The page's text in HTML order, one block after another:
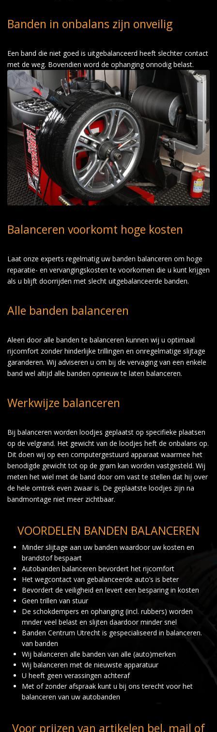
Banden in onbalans zijn onveilig
Een band die niet goed is uitgebalanceerd heeft slechter contact
met de weg. Bovendien word de ophanging onnodig belast.
Balanceren voorkomt hoge kosten
Laat onze experts regelmatig uw banden balanceren om hoge
reparatie- en vervangingskosten te voorkomen die u kunt krijgen
als u blijft doorrijden met slecht uitgebalanceerde banden.
Alle banden balanceren
Aleen door alle banden te balanceren kunnen wij u optimaal
rijcomfort zonder hinderlijke trillingen en onregelmatige slijtage
garanderen. Wij adviseren u om bij de vervaging van een enkele
band wel altijd alle banden opnieuw te laten balanceren.
Werkwijze balanceren
Bij balanceren worden loodjes geplaatst op specifieke plaatsen
op de velgrand. Het gewicht van de loodjes heft de onbalans op.
Dit doen wij op een computergestuurd apparaat waarmee het
benodigde gewicht tot op de gram kan worden vastgesteld. Wij
meten het wiel met de band door om vast te stellen dat hij over
de hele omtrek even zwaar is. De geplaatste loodjes zijn na
bandmontage niet meer zichtbaar.
VOORDELEN BANDEN BALANCEREN
Minder slijtage aan uw banden waardoor uw kosten en
brandstof bespaart
Autobanden balanceren bevordert het rijcomfort
Het wegcontact van gebalanceerde auto’s is beter
Bevordert de veiligheid en levert een besparing in kosten
Geen trillen van stuur
De schokdempers en ophanging (incl. rubbers) worden
mnder veel belast en slijten daardoor minder snel
Banden Centrum Utrecht is gespecialiseerd in balanceren.
van banden
Wij balanceren alle banden van alle (auto)merken
Wij balanceren met de nieuwste apparatuur
U heeft geen verassingen achteraf
Met of zonder afspraak kunt u bij ons terecht voor het
balanceren van uw autobanden
Voor prijzen van artikelen bel, mail of